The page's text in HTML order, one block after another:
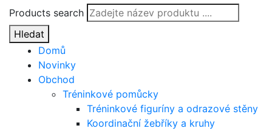
Products search
Hledat
Domů
Novinky
Obchod
Tréninkové pomůcky
Tréninkové figuríny a odrazové stěny
Koordinační žebříky a kruhy